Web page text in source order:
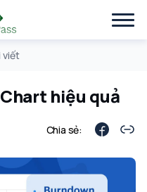
viết
hiệu quả
Chia sẻ: